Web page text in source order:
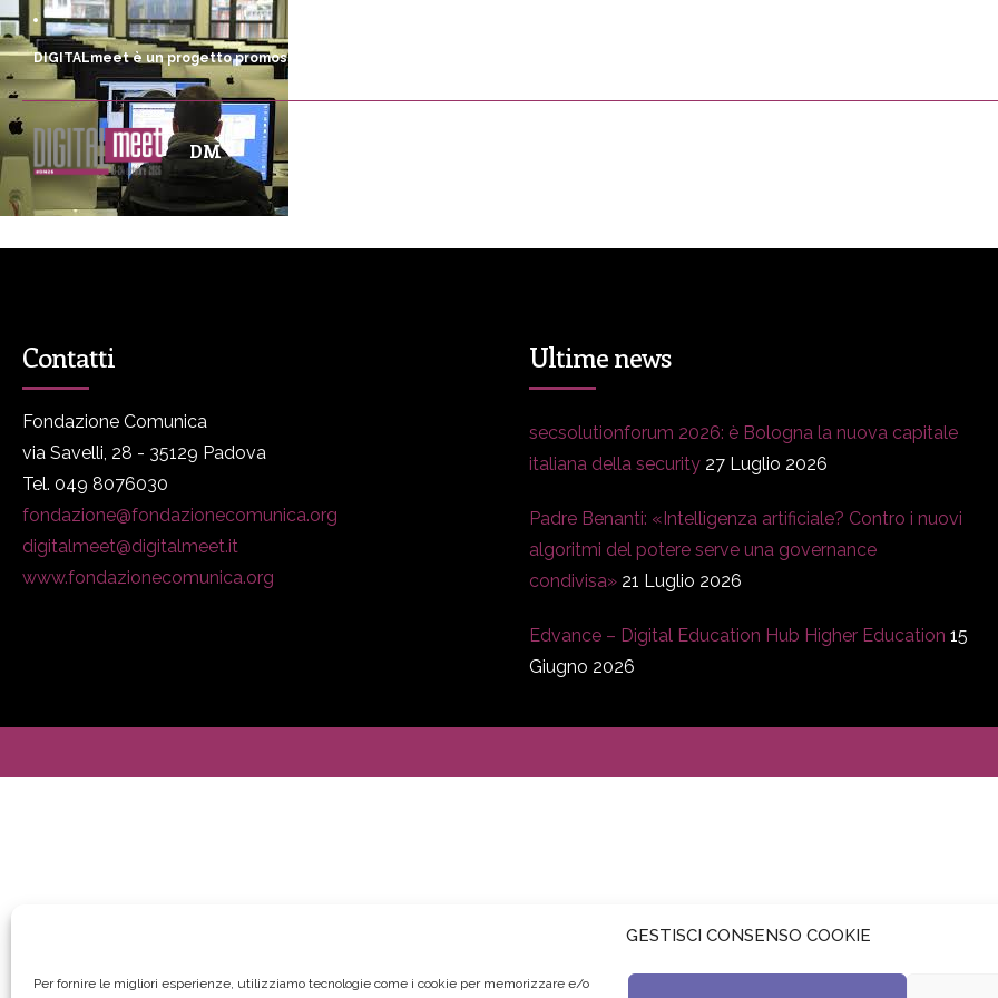
GESTISCI CONSENSO COOKIE
Per fornire le migliori esperienze, utilizziamo tecnologie come i cookie per memorizzare e/o
DIGITALmeet è un progetto promosso da Fondazione Comunica
DM
Contatti
Fondazione Comunica
via Savelli, 28 - 35129 Padova
Tel. 049 8076030
fondazione@fondazionecomunica.org
digitalmeet@digitalmeet.it
www.fondazionecomunica.org
Ultime news
secsolutionforum 2026: è Bologna la nuova capitale
italiana della security 27 Luglio 2026
Padre Benanti: «Intelligenza artificiale? Contro i nuovi
algoritmi del potere serve una governance
condivisa» 21 Luglio 2026
Edvance – Digital Education Hub Higher Education 15
Giugno 2026